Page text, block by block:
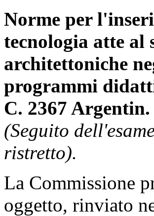
Norme per
tecnologia atte al
architettoniche
programmi
C. 2367 Argentin.
(Seguito
ristretto).
La Commissione
oggetto, rinviato